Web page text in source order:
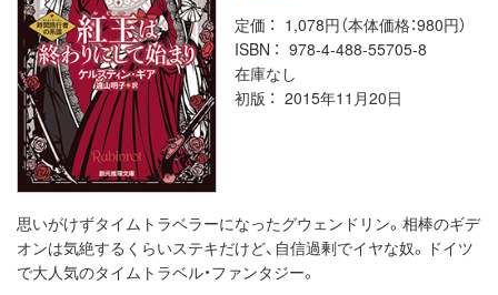
定価
1,078円（本体価格：980円）
ISBN
978-4-488-55705-8
在庫なし
初版
2015年11月20日
思いがけずタイムトラベラーになったグウェンドリン。相棒のギデ
オンは気絶するくらいステキだけど、自信過剰でイヤな奴。ドイツ
で大人気のタイムトラベル・ファンタジー。